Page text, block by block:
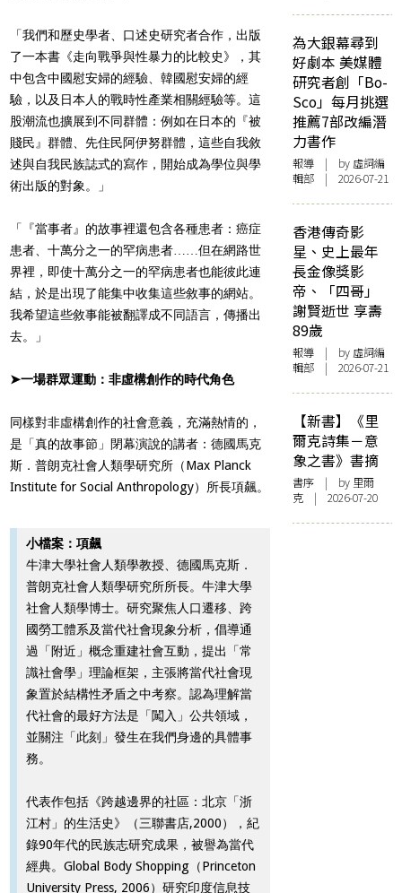
「我們和歷史學者、口述史研究者合作，出版
了一本書《走向戰爭與性暴力的比較史》，其
中包含中國慰安婦的經驗、韓國慰安婦的經
驗，以及日本人的戰時性產業相關經驗等。這
股潮流也擴展到不同群體：例如在日本的『被
賤民』群體、先住民阿伊努群體，這些自我敘
述與自我民族誌式的寫作，開始成為學位與學
術出版的對象。」
「『當事者』的故事裡還包含各種患者：癌症
患者、十萬分之一的罕病患者……但在網路世
界裡，即使十萬分之一的罕病患者也能彼此連
結，於是出現了能集中收集這些敘事的網站。
我希望這些敘事能被翻譯成不同語言，傳播出
去。」
➤一場群眾運動：非虛構創作的時代角色
同樣對非虛構創作的社會意義，充滿熱情的，
是「真的故事節」閉幕演說的講者：德國馬克
斯．普朗克社會人類學研究所（Max Planck
Institute for Social Anthropology）所長項飆。
小檔案：項飆
牛津大學社會人類學教授、德國馬克斯．
普朗克社會人類學研究所所長。牛津大學
社會人類學博士。研究聚焦人口遷移、跨
國勞工體系及當代社會現象分析，倡導通
過「附近」概念重建社會互動，提出「常
識社會學」理論框架，主張將當代社會現
象置於結構性矛盾之中考察。認為理解當
代社會的最好方法是「闖入」公共領域，
並關注「此刻」發生在我們身邊的具體事
務。
代表作包括《跨越邊界的社區：北京「浙
江村」的生活史》（三聯書店,2000），紀
錄90年代的民族志研究成果，被譽為當代
經典。Global Body Shopping（Princeton
University Press, 2006）研究印度信息技
為大銀幕尋到
好劇本 美媒體
研究者創「Bo-
Sco」每月挑選
推薦7部改編潛
力書作
報導 | by 虛詞編
輯部 | 2026-07-21
香港傳奇影
星、史上最年
長金像獎影
帝、「四哥」
謝賢逝世 享壽
89歲
報導 | by 虛詞編
輯部 | 2026-07-21
【新書】《里
爾克詩集－意
象之書》書摘
書序 | by 里爾
克 | 2026-07-20